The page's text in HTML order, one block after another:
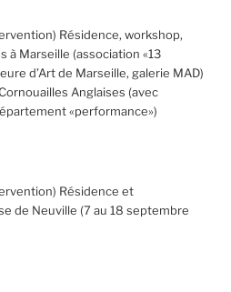
Résidence, workshop,
Marseille (association «13
d’Art de Marseille, galerie MAD)
Anglaises (avec
«performance»)
Résidence et
de Neuville (7 au 18 septembre